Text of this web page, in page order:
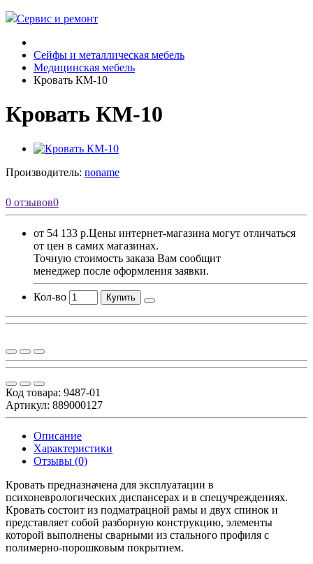
Сервис и ремонт
Сейфы и металлическая мебель
Медицинская мебель
Кровать КМ-10
Кровать КМ-10
Производитель: noname
0 отзывов0
от 54 133 р.Цены интернет-магазина могут отличаться
от цен в самих магазинах.
Точную стоимость заказа Вам сообщит
менеджер после оформления заявки.
Кол-во Купить
Код товара: 9487-01
Артикул: 889000127
Описание
Характеристики
Отзывы (0)
Кровать предназначена для эксплуатации в
психоневрологических диспансерах и в спецучреждениях.
Кровать состоит из подматрацной рамы и двух спинок и
представляет собой разборную конструкцию, элементы
которой выполнены сварными из стального профиля с
полимерно-порошковым покрытием.